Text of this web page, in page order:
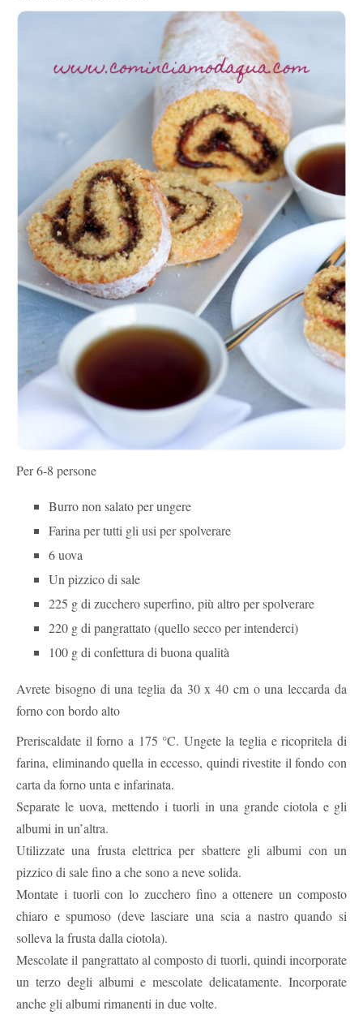
Per 6-8 persone
Burro non salato per ungere
Farina per tutti gli usi per spolverare
6 uova
Un pizzico di sale
225 g di zucchero superfino, più altro per spolverare
220 g di pangrattato (quello secco per intenderci)
100 g di confettura di buona qualità
Avrete bisogno di una teglia da 30 x 40 cm o una leccarda da
forno con bordo alto
Preriscaldate il forno a 175 °C. Ungete la teglia e ricopritela di
farina, eliminando quella in eccesso, quindi rivestite il fondo con
carta da forno unta e infarinata.
Separate le uova, mettendo i tuorli in una grande ciotola e gli
albumi in un’altra.
Utilizzate una frusta elettrica per sbattere gli albumi con un
pizzico di sale fino a che sono a neve solida.
Montate i tuorli con lo zucchero fino a ottenere un composto
chiaro e spumoso (deve lasciare una scia a nastro quando si
solleva la frusta dalla ciotola).
Mescolate il pangrattato al composto di tuorli, quindi incorporate
un terzo degli albumi e mescolate delicatamente. Incorporate
anche gli albumi rimanenti in due volte.